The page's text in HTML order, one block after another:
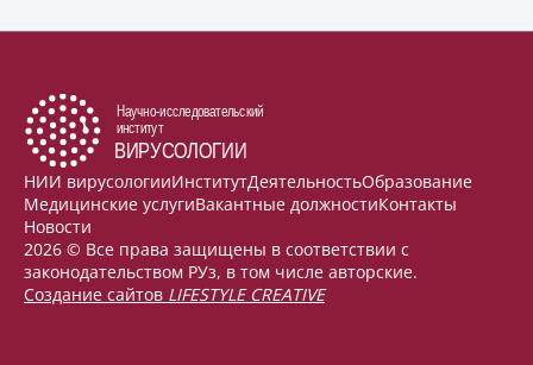
НИИ вирусологииИнститутДеятельностьОбразование
Медицинские услугиВакантные должностиКонтакты
Новости
2026 © Все права защищены в соответствии с
законодательством РУз, в том числе авторские.
Создание сайтов LIFESTYLE CREATIVE